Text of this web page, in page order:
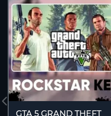
GTA 5 GRAND THEFT